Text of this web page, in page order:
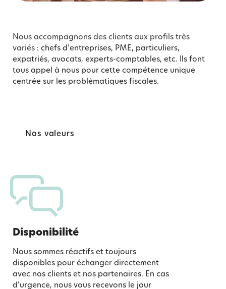
Nous accompagnons des clients aux profils très
variés : chefs d’entreprises, PME, particuliers,
expatriés, avocats, experts-comptables, etc. Ils font
tous appel à nous pour cette compétence unique
centrée sur les problématiques fiscales.
Nos valeurs
Disponibilité
Nous sommes réactifs et toujours
disponibles pour échanger directement
avec nos clients et nos partenaires. En cas
d’urgence, nous vous recevons le jour